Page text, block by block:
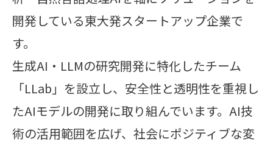
開発している東大発スタートアップ企業で
す。
生成AI・LLMの研究開発に特化したチーム
「LLab」を設立し、安全性と透明性を重視し
たAIモデルの開発に取り組んでいます。AI技
術の活用範囲を広げ、社会にポジティブな変